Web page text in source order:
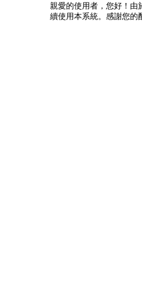
親愛的使用者，您好！由
續使用本系統。感謝您的